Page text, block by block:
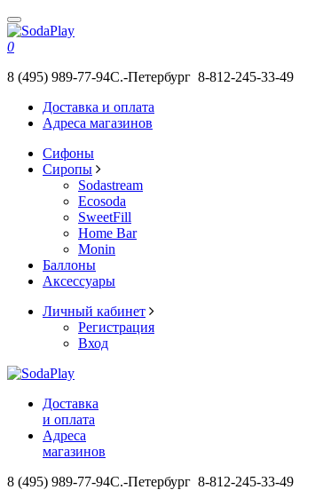
0
8 (495) 989-77-94С.-Петербург 8-812-245-33-49
Доставка и оплата
Адреса магазинов
Сифоны
Сиропы
Sodastream
Ecosoda
SweetFill
Home Bar
Monin
Баллоны
Аксессуары
Личный кабинет
Регистрация
Вход
Доставка
и оплата
Адреса
магазинов
8 (495) 989-77-94С.-Петербург 8-812-245-33-49